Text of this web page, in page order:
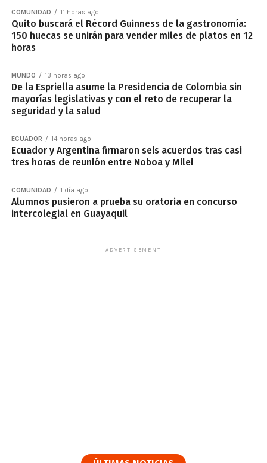
COMUNIDAD 11 horas ago
Quito buscará el Récord Guinness de la gastronomía:
150 huecas se unirán para vender miles de platos en 12
horas
MUNDO 13 horas ago
De la Espriella asume la Presidencia de Colombia sin
mayorías legislativas y con el reto de recuperar la
seguridad y la salud
ECUADOR 14 horas ago
Ecuador y Argentina firmaron seis acuerdos tras casi
tres horas de reunión entre Noboa y Milei
COMUNIDAD 1 día ago
Alumnos pusieron a prueba su oratoria en concurso
intercolegial en Guayaquil
ADVERTISEMENT